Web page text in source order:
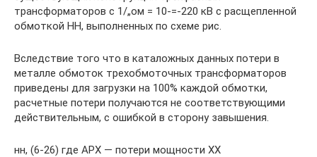
трансформаторов с 1/„ом = 10-=-220 кВ с расщепленной
обмоткой НН, выполненных по схеме рис.
Вследствие того что в каталожных данных потери в
металле обмоток трехобмоточных трансформаторов
приведены для загрузки на 100% каждой обмотки,
расчетные потери получаются не соответствующими
действительным, с ошибкой в сторону завышения.
нн, (6-26) где АРХ — потери мощности XX